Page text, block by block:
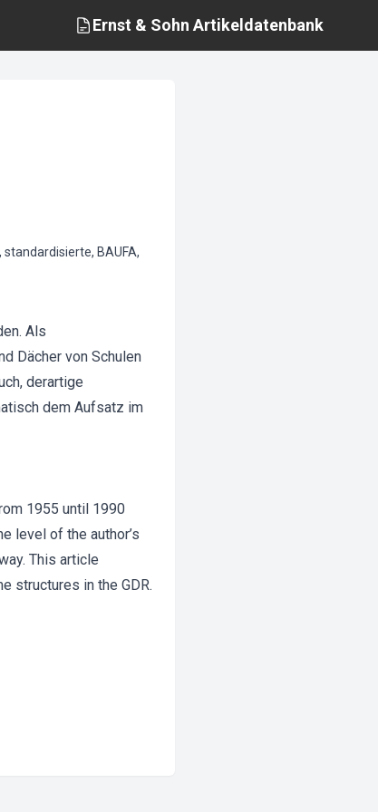
Ernst & Sohn Artikeldatenbank
BAUFA,
Als
Dächer von Schulen
derartige
dem Aufsatz im
1955 until 1990
level of the author’s
This article
structures in the GDR.